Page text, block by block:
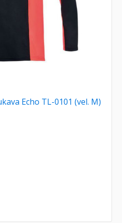
Echo TL-0101 (vel. M)